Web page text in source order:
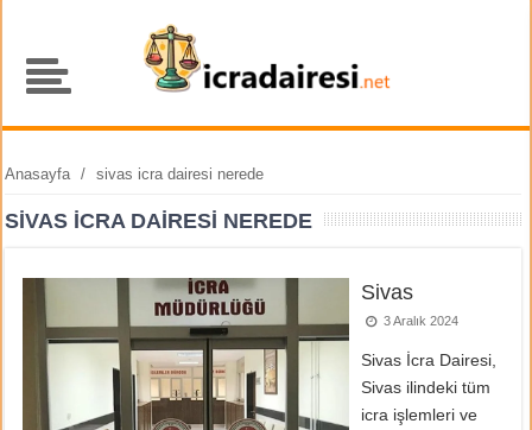
Anasayfa / sivas icra dairesi nerede
SIVAS ICRA DAIRESI NEREDE
Sivas
3 Aralık 2024
Sivas İcra Dairesi,
Sivas ilindeki tüm
icra işlemleri ve